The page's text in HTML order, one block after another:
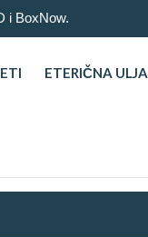
i BoxNow.
ETERIČNA ULJA